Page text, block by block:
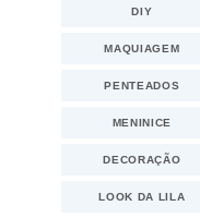
DIY
MAQUIAGEM
PENTEADOS
MENINICE
DECORAÇÃO
LOOK DA LILA